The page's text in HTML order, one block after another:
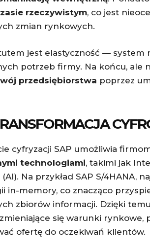
rzeczywistym, co jest
zmian rynkowych.
jest elastyczność — system
potrzeb firmy. Na końcu, ale
przedsiębiorstwa poprzez
cyfryzacji SAP umożliwia
technologiami, takimi jak
Na przykład SAP S/4HANA,
in-memory, co znacząco
zbiorów informacji. Dzięki
się warunki
ofertę do oczekiwań klientów.